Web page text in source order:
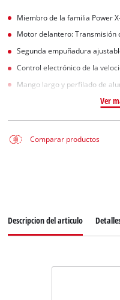
Miembro de la familia Power
Motor delantero: Transmisión
Segunda empuñadura
Control electrónico de la
Mango largo y perfilado de
Ver
Comparar productos
Descripcion del articulo